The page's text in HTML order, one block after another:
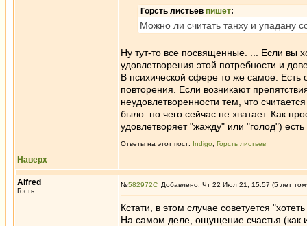
Горсть листьев пишет:
Можно ли считать танху и упадану
Ну тут-то все посвященные. ... Если вы
удовлетворения этой потребности и
В психической сфере то же самое.
повторения. Если возникают
неудовлетворенности тем, что
было. но чего сейчас не хватает. Как
удовлетворяет "жажду" или "голод")
Ответы на этот пост: Indigo Горсть листьев
Наверх
Alfred
Гость
№582972 Добавлено: Чт 22 Июл 21, 15:57 (5 лет
Кстати, в этом случае советуется
На самом деле, ощущение счастья (как